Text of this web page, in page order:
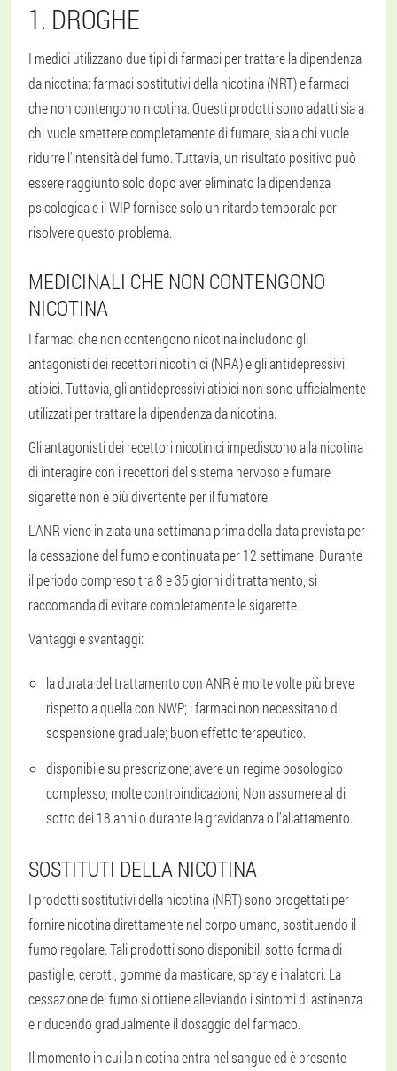
1. DROGHE
I medici utilizzano due tipi di farmaci per trattare la dipendenza
da nicotina: farmaci sostitutivi della nicotina (NRT) e farmaci
che non contengono nicotina. Questi prodotti sono adatti sia a
chi vuole smettere completamente di fumare, sia a chi vuole
ridurre l'intensità del fumo. Tuttavia, un risultato positivo può
essere raggiunto solo dopo aver eliminato la dipendenza
psicologica e il WIP fornisce solo un ritardo temporale per
risolvere questo problema.
MEDICINALI CHE NON CONTENGONO
NICOTINA
I farmaci che non contengono nicotina includono gli
antagonisti dei recettori nicotinici (NRA) e gli antidepressivi
atipici. Tuttavia, gli antidepressivi atipici non sono ufficialmente
utilizzati per trattare la dipendenza da nicotina.
Gli antagonisti dei recettori nicotinici impediscono alla nicotina
di interagire con i recettori del sistema nervoso e fumare
sigarette non è più divertente per il fumatore.
L'ANR viene iniziata una settimana prima della data prevista per
la cessazione del fumo e continuata per 12 settimane. Durante
il periodo compreso tra 8 e 35 giorni di trattamento, si
raccomanda di evitare completamente le sigarette.
Vantaggi e svantaggi:
la durata del trattamento con ANR è molte volte più breve
rispetto a quella con NWP; i farmaci non necessitano di
sospensione graduale; buon effetto terapeutico.
disponibile su prescrizione; avere un regime posologico
complesso; molte controindicazioni; Non assumere al di
sotto dei 18 anni o durante la gravidanza o l'allattamento.
SOSTITUTI DELLA NICOTINA
I prodotti sostitutivi della nicotina (NRT) sono progettati per
fornire nicotina direttamente nel corpo umano, sostituendo il
fumo regolare. Tali prodotti sono disponibili sotto forma di
pastiglie, cerotti, gomme da masticare, spray e inalatori. La
cessazione del fumo si ottiene alleviando i sintomi di astinenza
e riducendo gradualmente il dosaggio del farmaco.
Il momento in cui la nicotina entra nel sangue ed è presente